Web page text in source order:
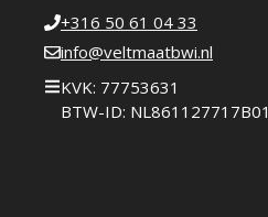
+316 50 61 04 33
info@veltmaatbwi.nl
KVK: 77753631
BTW-ID: NL861127717B01